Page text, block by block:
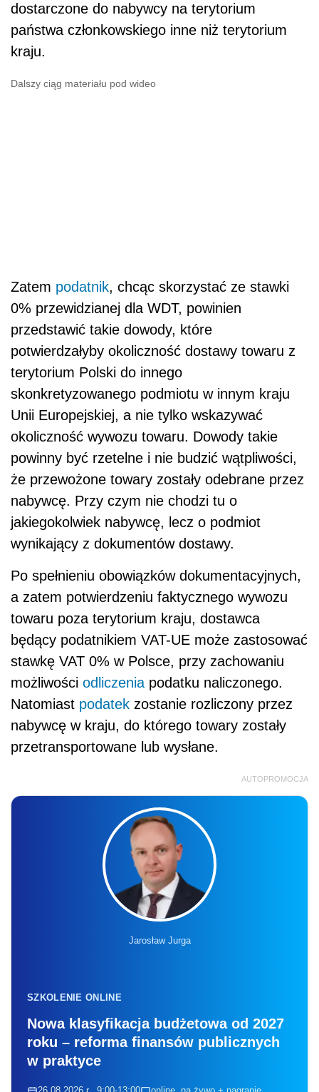
dostarczone do nabywcy na terytorium
państwa członkowskiego inne niż terytorium
kraju.
Dalszy ciąg materiału pod wideo
Zatem podatnik, chcąc skorzystać ze stawki
0% przewidzianej dla WDT, powinien
przedstawić takie dowody, które
potwierdzałyby okoliczność dostawy towaru z
terytorium Polski do innego
skonkretyzowanego podmiotu w innym kraju
Unii Europejskiej, a nie tylko wskazywać
okoliczność wywozu towaru. Dowody takie
powinny być rzetelne i nie budzić wątpliwości,
że przewożone towary zostały odebrane przez
nabywcę. Przy czym nie chodzi tu o
jakiegokolwiek nabywcę, lecz o podmiot
wynikający z dokumentów dostawy.
Po spełnieniu obowiązków dokumentacyjnych,
a zatem potwierdzeniu faktycznego wywozu
towaru poza terytorium kraju, dostawca
będący podatnikiem VAT-UE może zastosować
stawkę VAT 0% w Polsce, przy zachowaniu
możliwości odliczenia podatku naliczonego.
Natomiast podatek zostanie rozliczony przez
nabywcę w kraju, do którego towary zostały
przetransportowane lub wysłane.
AUTOPROMOCJA
Jarosław Jurga
SZKOLENIE ONLINE
Nowa klasyfikacja budżetowa od 2027
roku – reforma finansów publicznych
w praktyce